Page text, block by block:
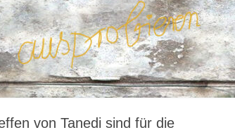
von Tanedi sind für die